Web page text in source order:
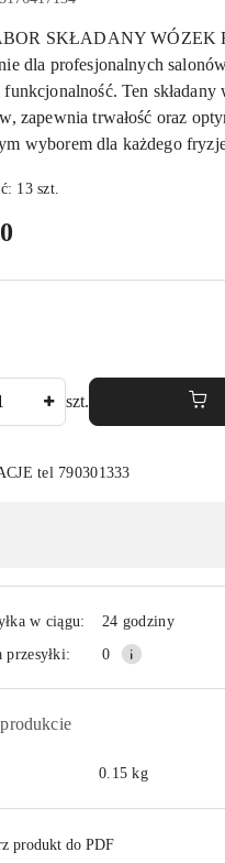
SKŁADANY WÓZEK
dla profesjonalnych
Ten
zapewnia trwałość oraz
wyborem dla każdego
13szt.
szt.
tel 790301333
w ciągu:
24 godziny
przesyłki:
0
0.15 kg
produkt do PDF